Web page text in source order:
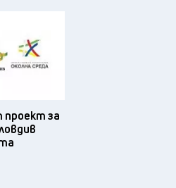
за